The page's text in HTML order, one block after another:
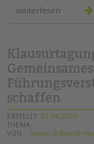
Seminarkalender
STADTTEILARBEIT
PROFIL |
Bereiche im
Kinder- und
weiterlesen
Gemeinsames
schaffen
ERSTELLT 27.04.2023
THEMA
VON
_Admin B.Brecht-